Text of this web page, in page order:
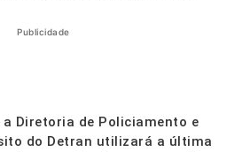
Publicidade
Diretoria de Policiamento e
do Detran utilizará a última